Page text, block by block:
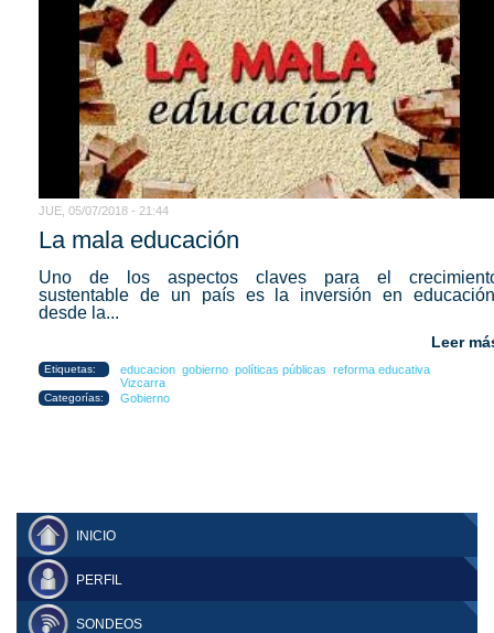
JUE, 05/07/2018 - 21:44
La mala educación
Uno de los aspectos claves para el
sustentable de un país es la inversión en
desde la...
Leer
Etiquetas: educacion gobierno políticas públicas reforma educativa
Vizcarra
Categorías: Gobierno
INICIO
PERFIL
SONDEOS